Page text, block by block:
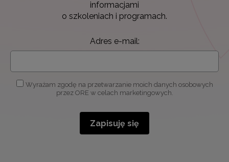
informacjami
o szkoleniach i programach.
Adres e-mail:
Wyrażam zgodę na przetwarzanie moich danych osobowych
przez ORE w celach marketingowych.
Zapisuję się